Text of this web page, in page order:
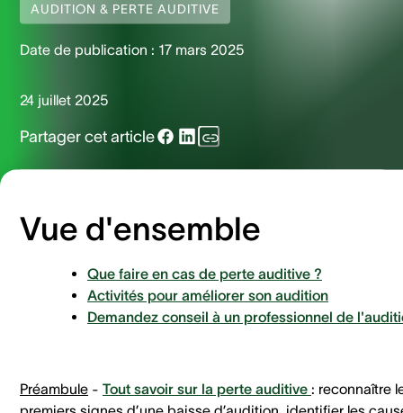
AUDITION & PERTE AUDITIVE
Date de publication : 17 mars 2025
24 juillet 2025
Partager cet article
Vue d'ensemble
Que faire en cas de perte auditive ?
Activités pour améliorer son audition
Demandez conseil à un professionnel de
Préambule - Tout savoir sur la perte auditive : reconnaître